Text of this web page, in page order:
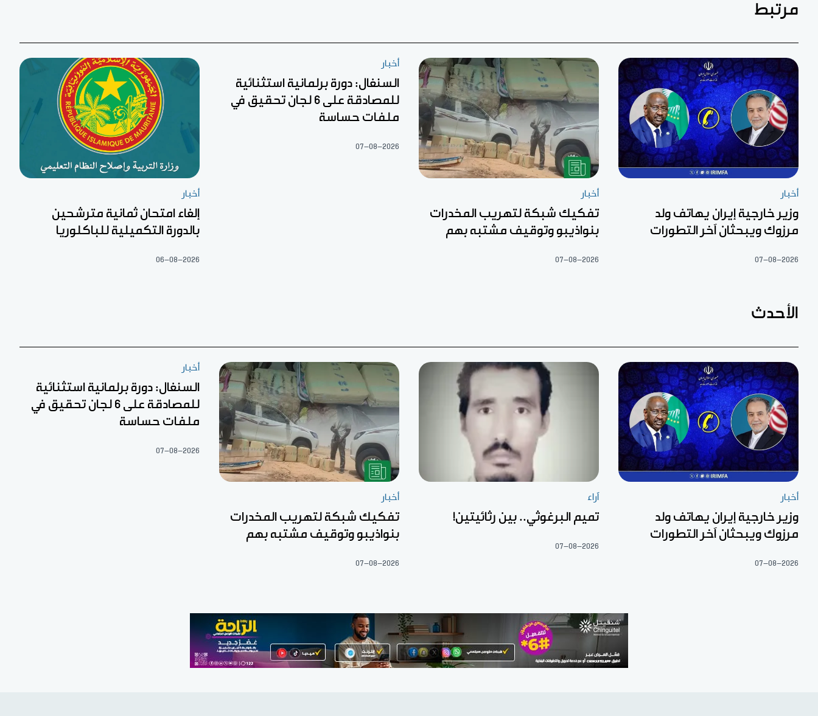
مرتبط
أخبار
وزير خارجية إيران يهاتف ولد
مرزوك ويبحثان آخر التطورات
07-08-2026
أخبار
تفكيك شبكة لتهريب المخدرات
بنواذيبو وتوقيف مشتبه بهم
07-08-2026
أخبار
السنغال: دورة برلمانية استثنائية
للمصادقة على 6 لجان تحقيق في
ملفات حساسة
07-08-2026
أخبار
إلغاء امتحان ثمانية مترشحين
بالدورة التكميلية للباكلوريا
06-08-2026
الأحدث
أخبار
وزير خارجية إيران يهاتف ولد
مرزوك ويبحثان آخر التطورات
07-08-2026
آراء
تميم البرغوثي.. بين رثائيتين!
07-08-2026
أخبار
تفكيك شبكة لتهريب المخدرات
بنواذيبو وتوقيف مشتبه بهم
07-08-2026
أخبار
السنغال: دورة برلمانية استثنائية
للمصادقة على 6 لجان تحقيق في
ملفات حساسة
07-08-2026